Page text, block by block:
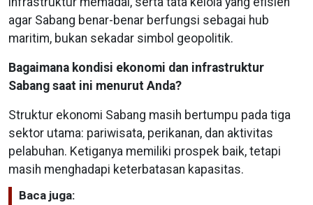
agar Sabang benar-benar berfungsi sebagai hub
maritim, bukan sekadar simbol geopolitik.
Bagaimana kondisi ekonomi dan infrastruktur
Sabang saat ini menurut Anda?
Struktur ekonomi Sabang masih bertumpu pada tiga
sektor utama: pariwisata, perikanan, dan aktivitas
pelabuhan. Ketiganya memiliki prospek baik, tetapi
masih menghadapi keterbatasan kapasitas.
Baca juga: